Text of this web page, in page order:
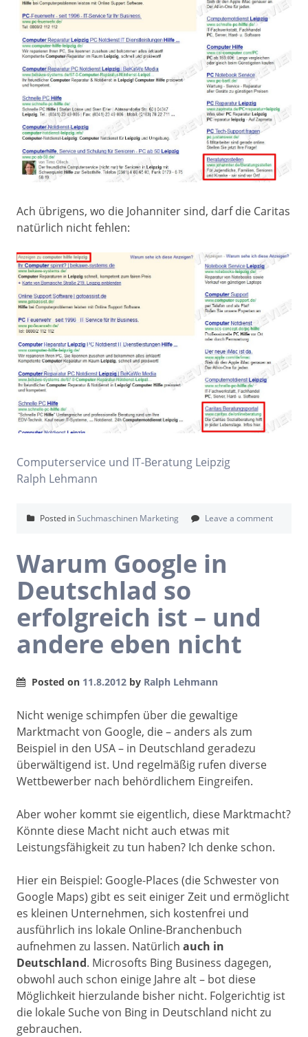
Ach übrigens, wo die Johanniter sind, darf die Caritas
natürlich nicht fehlen:
Computerservice und IT-Beratung Leipzig
Ralph Lehmann
Posted inSuchmaschinen Marketing Leave a comment
Warum Google in
Deutschlad so
erfolgreich ist – und
andere eben nicht
Posted on 11.8.2012 by Ralph Lehmann
Nicht wenige schimpfen über die gewaltige
Marktmacht von Google, die – anders als zum
Beispiel in den USA – in Deutschland geradezu
überwältigend ist. Und regelmäßig rufen diverse
Wettbewerber nach behördlichem Eingreifen.
Aber woher kommt sie eigentlich, diese Marktmacht?
Könnte diese Macht nicht auch etwas mit
Leistungsfähigkeit zu tun haben? Ich denke schon.
Hier ein Beispiel: Google-Places (die Schwester von
Google Maps) gibt es seit einiger Zeit und ermöglicht
es kleinen Unternehmen, sich kostenfrei und
ausführlich ins lokale Online-Branchenbuch
aufnehmen zu lassen. Natürlich auch in
Deutschland. Microsofts Bing Business dagegen,
obwohl auch schon einige Jahre alt – bot diese
Möglichkeit hierzulande bisher nicht. Folgerichtig ist
die lokale Suche von Bing in Deutschland nicht zu
gebrauchen.